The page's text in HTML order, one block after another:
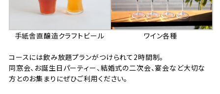
手紙舎直醸造クラフトビール ワイン各種
コースには飲み放題プランがつけられて2時間制。
同窓会、お誕生日パーティー、結婚式の二次会、宴会など大切な
方とのお集まりにぜひご利用ください。